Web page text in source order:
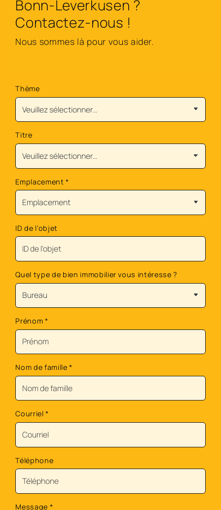
Bonn-Leverkusen ?
Contactez-nous !
Nous sommes là pour vous aider.
Thème
Titre
Emplacement*
ID de l'objet
Quel type de bien immobilier vous intéresse ?
Prénom *
Nom de famille*
Courriel*
Téléphone
Message *